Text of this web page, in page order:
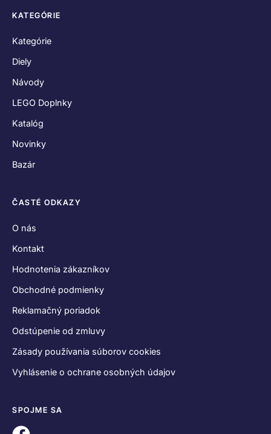
KATEGÓRIE
Kategórie
Diely
Návody
LEGO Doplnky
Katalóg
Novinky
Bazár
ČASTÉ ODKAZY
O nás
Kontakt
Hodnotenia zákazníkov
Obchodné podmienky
Reklamačný poriadok
Odstúpenie od zmluvy
Zásady používania súborov cookies
Vyhlásenie o ochrane osobných údajov
SPOJME SA